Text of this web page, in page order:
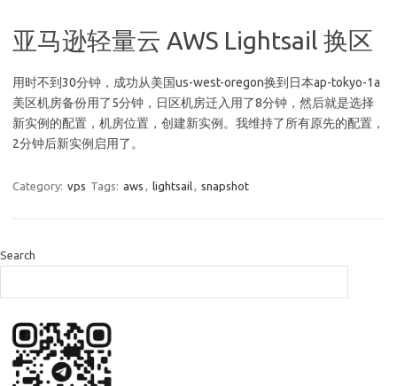
亚马逊轻量云 AWS Lightsail 换区
用时不到30分钟，成功从美国us-west-oregon换到日本ap-tokyo-1a
美区机房备份用了5分钟，日区机房迁入用了8分钟，然后就是选择
新实例的配置，机房位置，创建新实例。我维持了所有原先的配置，
2分钟后新实例启用了。
Category: vps Tags: aws , lightsail, snapshot
Search